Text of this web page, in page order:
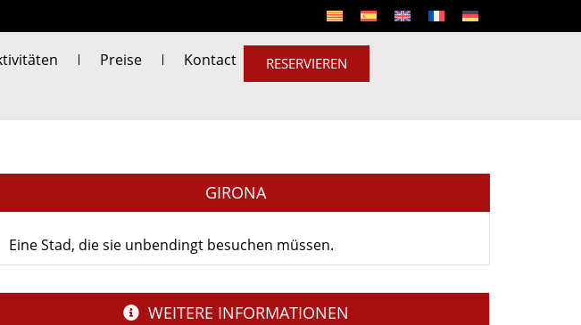
Preise Kontact RESERVIEREN
GIRONA
Eine Stad, die sie unbendingt besuchen müssen.
WEITERE INFORMATIONEN